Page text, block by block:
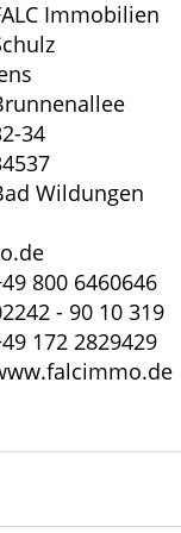
und das 1.
(aus
hinteren Teil
Bauweise
5 Wohnungen
oder als
in den
im Keller. Der
oder zum
folgt
teilweise vor
Immobilien
34
Wildungen
800 6460646
- 90 10 319
172 2829429